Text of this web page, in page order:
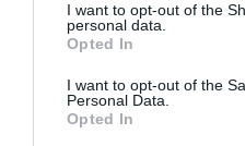
I want to opt-out of the
personal data.
Opted In
I want to opt-out of the
Personal Data.
Opted In